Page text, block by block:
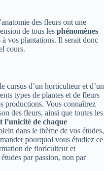
des fleurs ont une
de tous les phénomènes
à vos plantations. Il serait donc
cours.
cursus d’un horticulteur et d’un
types de plantes et de fleurs
productions. Vous connaîtrez
des fleurs, ainsi que toutes les
de chaque
dans le thème de vos études,
pourquoi vous étudiez ce
de floriculteur et
par passion, non par